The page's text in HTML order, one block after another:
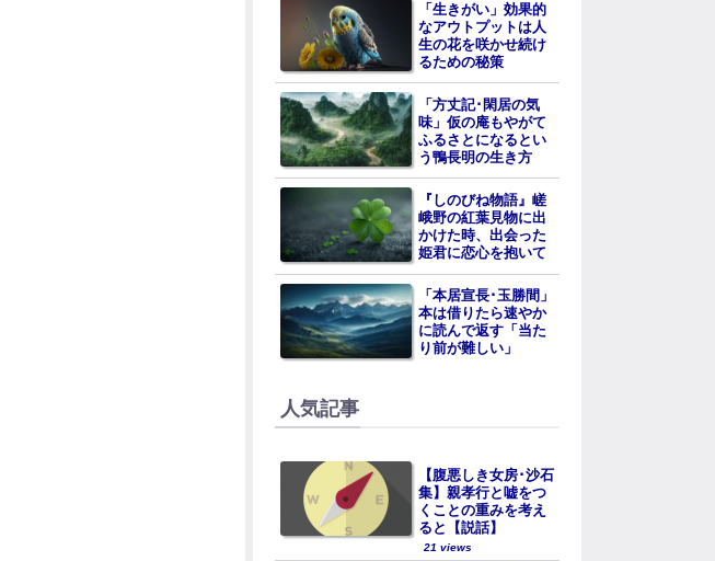
「生きがい」効果的
なアウトプットは人
生の花を咲かせ続け
るための秘策
「方丈記･閑居の気
味」仮の庵もやがて
ふるさとになるとい
う鴨長明の生き方
『しのびね物語』嵯
峨野の紅葉見物に出
かけた時、出会った
姫君に恋心を抱いて
「本居宣長･玉勝間」
本は借りたら速やか
に読んで返す「当た
り前が難しい」
人気記事
【腹悪しき女房･沙石
集】親孝行と嘘をつ
くことの重みを考え
ると【説話】
21 views